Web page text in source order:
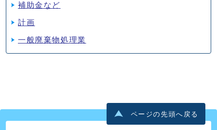
補助金など
計画
一般廃棄物処理業
ページの先頭へ戻る